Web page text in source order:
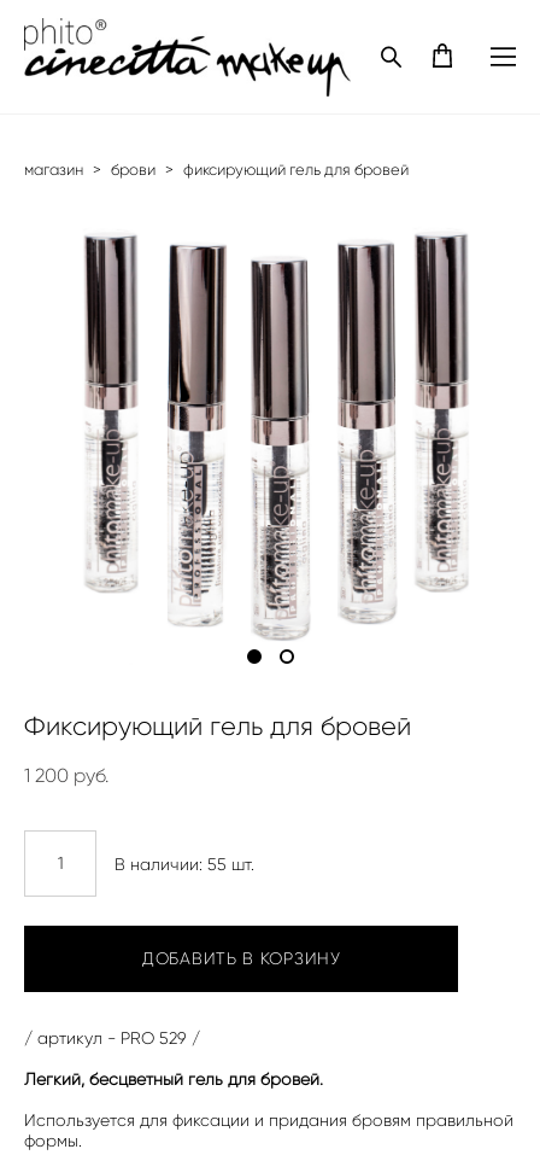
магазин > брови > фиксирующий гель для бровей
Фиксирующий гель для бровей
1 200 pуб.
В наличии: 55 шт.
ДОБАВИТЬ В КОРЗИНУ
/ артикул - PRO 529 /
Легкий, бесцветный гель для бровей.
Используется для фиксации и придания бровям правильной
формы.